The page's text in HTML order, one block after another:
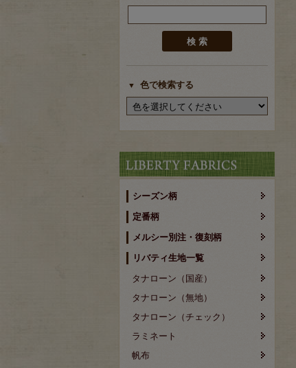
色で検索する
シーズン柄
定番柄
メルシー別注・復刻柄
リバティ生地一覧
タナローン（国産）
タナローン（無地）
タナローン（チェック）
ラミネート
帆布